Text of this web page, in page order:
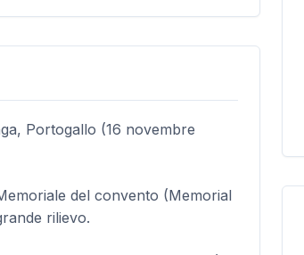
Portogallo (16 novembre
del convento (Memorial
rilievo.